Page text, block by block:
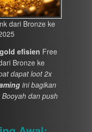
dari Bronze ke
efisien Free
Bronze ke
dapat loot 2x
ini bagikan
dan push